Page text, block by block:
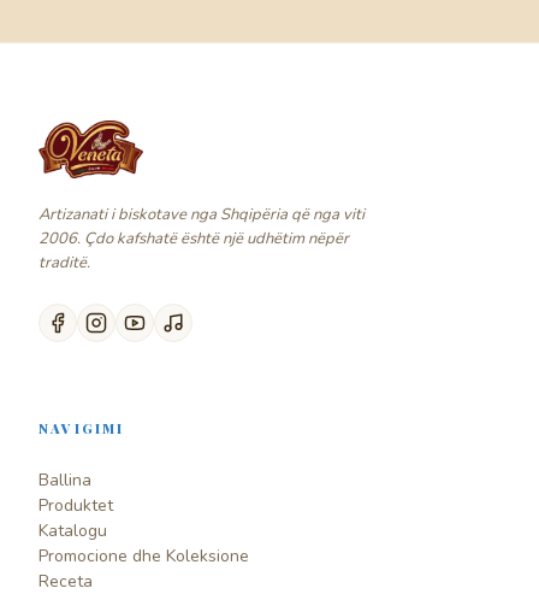
Artizanati i biskotave nga Shqipëria që nga viti
2006. Çdo kafshatë është një udhëtim nëpër
traditë.
NAVIGIMI
Ballina
Produktet
Katalogu
Promocione dhe Koleksione
Receta